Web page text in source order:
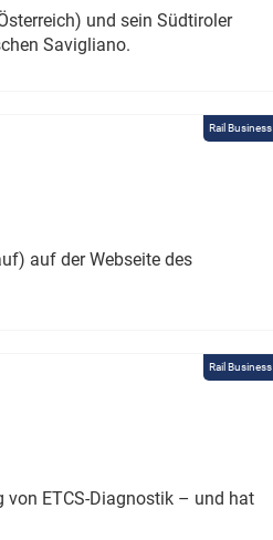
und sein Südtiroler
Savigliano.
Rail Business
auf der Webseite des
Rail Business
von ETCS-Diagnostik – und hat